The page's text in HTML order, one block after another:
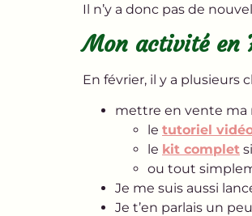
Il n’y a donc pas de
Mon activité en
En février, il y a plusieurs
mettre en vente ma
le tutoriel
le kit complet
ou tout
Je me suis aussi
Je t’en parlais un